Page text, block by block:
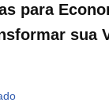
para
sua